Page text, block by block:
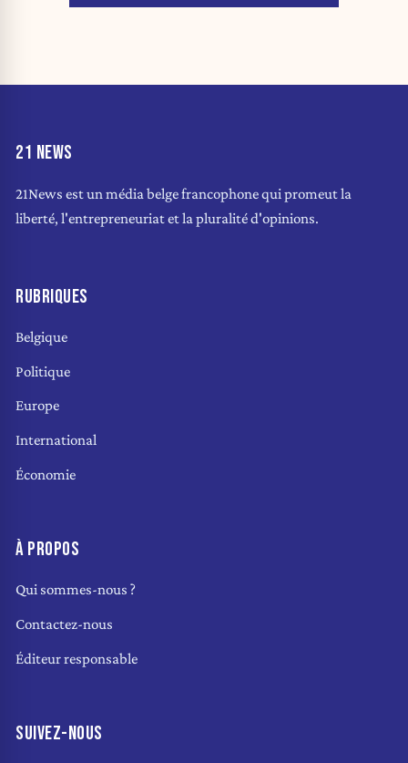
21 NEWS
21News est un média belge francophone qui promeut la
liberté, l'entrepreneuriat et la pluralité d'opinions.
RUBRIQUES
Belgique
Politique
Europe
International
Économie
À PROPOS
Qui sommes-nous ?
Contactez-nous
Éditeur responsable
SUIVEZ-NOUS